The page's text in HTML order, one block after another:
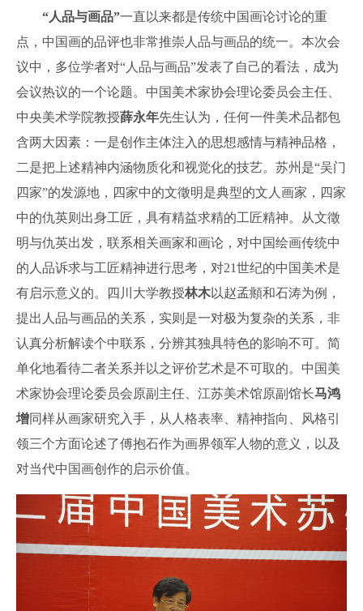
“人品与画品”一直以来都是传统中国画论讨论的重
点，中国画的品评也非常推崇人品与画品的统一。本次会
议中，多位学者对“人品与画品”发表了自己的看法，成为
会议热议的一个论题。中国美术家协会理论委员会主任、
中央美术学院教授薛永年先生认为，任何一件美术品都包
含两大因素：一是创作主体注入的思想感情与精神品格，
二是把上述精神内涵物质化和视觉化的技艺。苏州是“吴门
四家”的发源地，四家中的文徵明是典型的文人画家，四家
中的仇英则出身工匠，具有精益求精的工匠精神。从文徵
明与仇英出发，联系相关画家和画论，对中国绘画传统中
的人品诉求与工匠精神进行思考，对21世纪的中国美术是
有启示意义的。
四川大学教授林木以赵孟頫和石涛为例，
提出人品与画品的关系，实则是一对极为复杂的关系，非
认真分析解读个中联系，分辨其独具特色的影响不可。简
单化地看待二者关系并以之评价艺术是不可取的。中国美
术家协会理论委员会原副主任、江苏美术馆原副馆长马鸿
增同样从画家研究入手，从人格表率、精神指向、风格引
领三个方面论述了傅抱石作为画界领军人物的意义，以及
对当代中国画创作的启示价值。